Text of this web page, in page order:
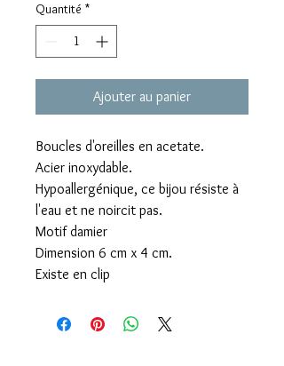
Quantité *
Ajouter au panier
Boucles d'oreilles en acetate.
Acier inoxydable.
Hypoallergénique, ce bijou résiste à
l'eau et ne noircit pas.
Motif damier
Dimension 6 cm x 4 cm.
Existe en clip